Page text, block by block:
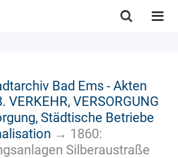
Bad Ems - Akten
VERKEHR, VERSORGUNG
Städtische Betriebe
→ 1860:
Silberaustraße